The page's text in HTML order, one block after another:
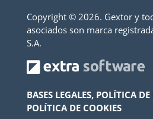
Copyright © 2026. Gextor y
asociados son marca
S.A.
BASES LEGALES, POLÍTICA
POLÍTICA DE COOKIES